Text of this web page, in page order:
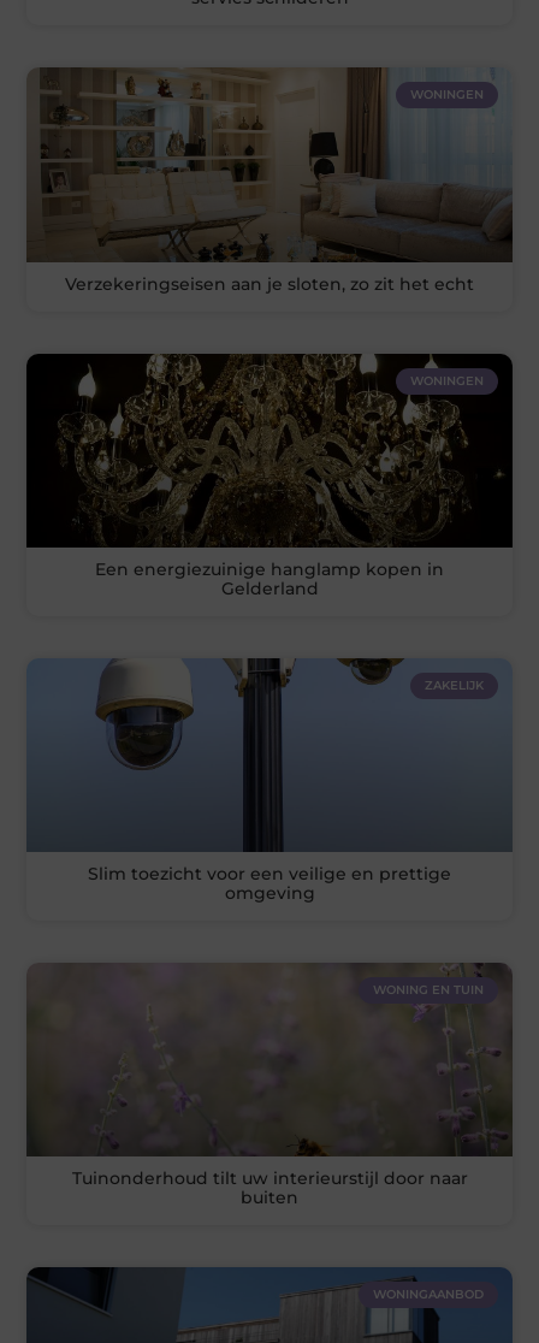
WONINGEN
Verzekeringseisen aan je sloten, zo zit het echt
WONINGEN
Een energiezuinige hanglamp kopen in
Gelderland
ZAKELIJK
Slim toezicht voor een veilige en prettige
omgeving
WONING EN TUIN
Tuinonderhoud tilt uw interieurstijl door naar
buiten
WONINGAANBOD